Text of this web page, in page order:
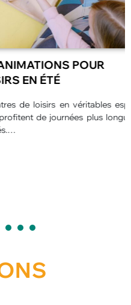
POUR
ÉTÉ
loisirs en véritables espaces
de journées plus longues et